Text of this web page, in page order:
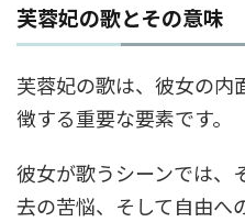
芙蓉妃の歌とその意味
芙蓉妃の歌は、彼女の内
徴する重要な要素です。
彼女が歌うシーンでは、
去の苦悩、そして自由へ